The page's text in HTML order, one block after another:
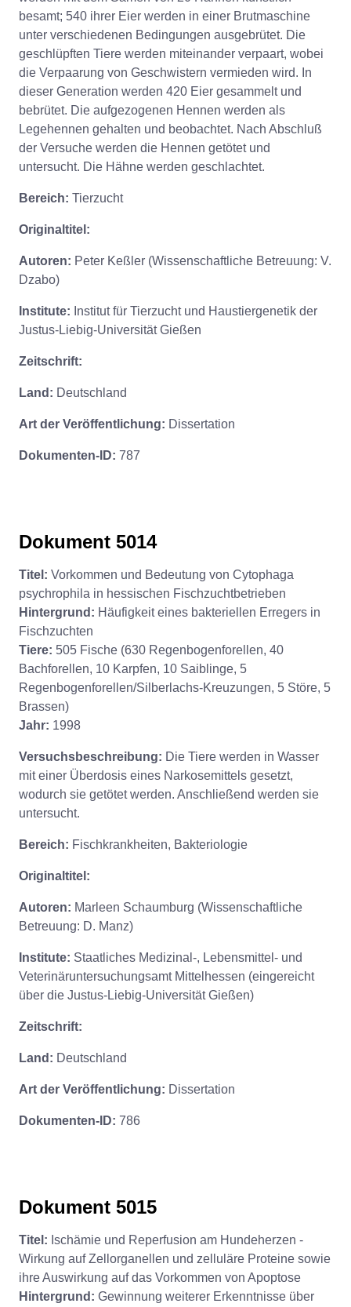
besamt; 540 ihrer Eier werden in einer Brutmaschine
unter verschiedenen Bedingungen ausgebrütet. Die
geschlüpften Tiere werden miteinander verpaart, wobei
die Verpaarung von Geschwistern vermieden wird. In
dieser Generation werden 420 Eier gesammelt und
bebrütet. Die aufgezogenen Hennen werden als
Legehennen gehalten und beobachtet. Nach Abschluß
der Versuche werden die Hennen getötet und
untersucht. Die Hähne werden geschlachtet.
Bereich: Tierzucht
Originaltitel:
Autoren: Peter Keßler (Wissenschaftliche Betreuung: V.
Dzabo)
Institute: Institut für Tierzucht und Haustiergenetik der
Justus-Liebig-Universität Gießen
Zeitschrift:
Land: Deutschland
Art der Veröffentlichung: Dissertation
Dokumenten-ID: 787
Dokument 5014
Titel: Vorkommen und Bedeutung von Cytophaga
psychrophila in hessischen Fischzuchtbetrieben
Hintergrund: Häufigkeit eines bakteriellen Erregers in
Fischzuchten
Tiere: 505 Fische (630 Regenbogenforellen, 40
Bachforellen, 10 Karpfen, 10 Saiblinge, 5
Regenbogenforellen/Silberlachs-Kreuzungen, 5 Störe, 5
Brassen)
Jahr: 1998
Versuchsbeschreibung: Die Tiere werden in Wasser
mit einer Überdosis eines Narkosemittels gesetzt,
wodurch sie getötet werden. Anschließend werden sie
untersucht.
Bereich: Fischkrankheiten, Bakteriologie
Originaltitel:
Autoren: Marleen Schaumburg (Wissenschaftliche
Betreuung: D. Manz)
Institute: Staatliches Medizinal-, Lebensmittel- und
Veterinäruntersuchungsamt Mittelhessen (eingereicht
über die Justus-Liebig-Universität Gießen)
Zeitschrift:
Land: Deutschland
Art der Veröffentlichung: Dissertation
Dokumenten-ID: 786
Dokument 5015
Titel: Ischämie und Reperfusion am Hundeherzen -
Wirkung auf Zellorganellen und zelluläre Proteine sowie
ihre Auswirkung auf das Vorkommen von Apoptose
Hintergrund: Gewinnung weiterer Erkenntnisse über